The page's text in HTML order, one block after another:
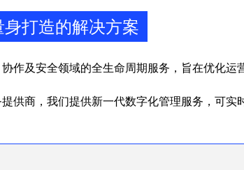
打造的解决方案
作及安全领域的全生命周期服务，旨在优化运
供商，我们提供新一代数字化管理服务，可